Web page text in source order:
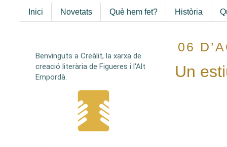
Inici Novetats Què hem fet? Història
06
Un
Benvinguts a Creàlit, la xarxa de
creació literària de Figueres i l'Alt
Empordà.